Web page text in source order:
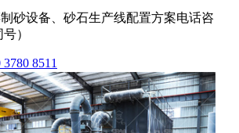
砂设备、砂石生产线配置方案电话咨
）
8511